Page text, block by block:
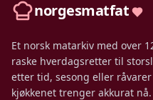
norgesmatfat
Et norsk matarkiv med over
raske hverdagsretter til
etter tid, sesong eller
kjøkkenet trenger akkurat nå.